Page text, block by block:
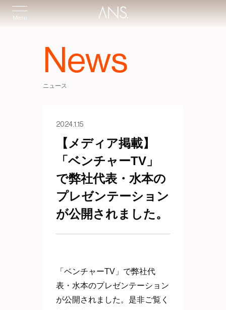
Menu
News
ニュース
2024.1.15
【メディア掲載】
「ベンチャーTV」
で弊社代表・水本の
プレゼンテーション
が公開されました。
「ベンチャーTV」で弊社代
表・水本のプレゼンテーション
が公開されました。是非ご覧く